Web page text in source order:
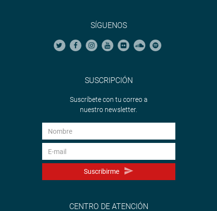
SÍGUENOS
SUSCRIPCIÓN
Suscríbete con tu correo a
nuestro newsletter.
Suscribirme
CENTRO DE ATENCIÓN